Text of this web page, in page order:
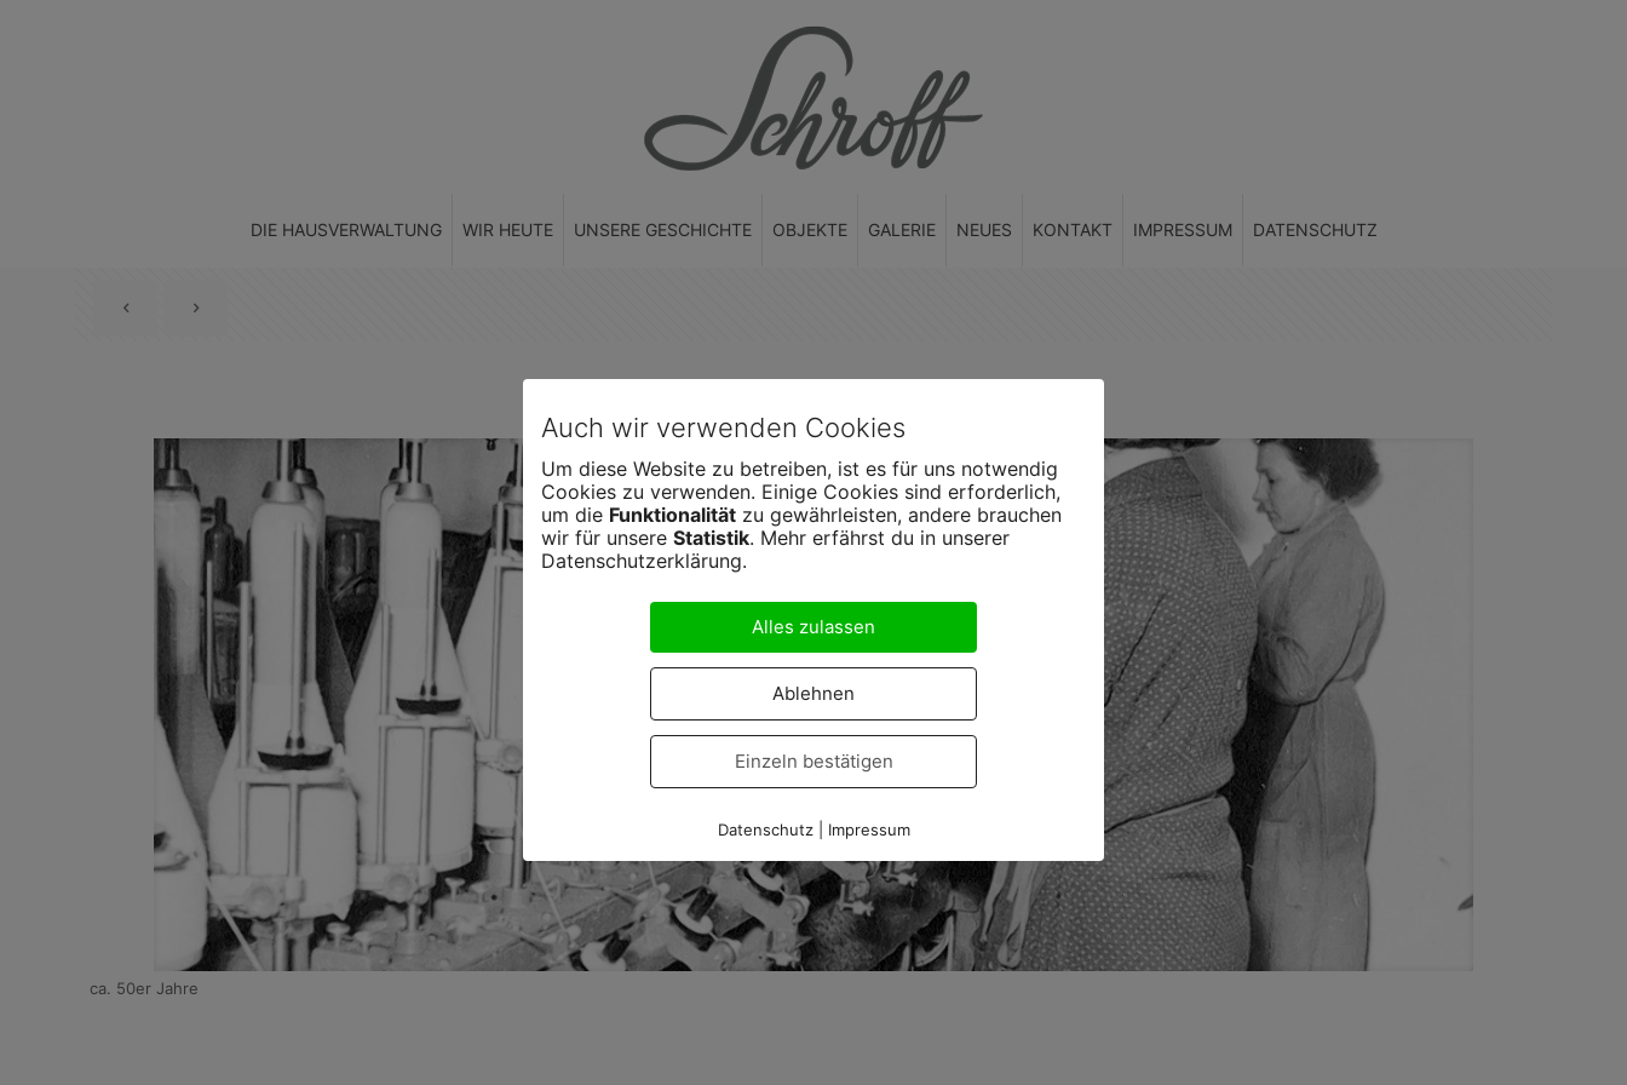
DIE HAUSVERWALTUNG WIR HEUTE UNSERE GESCHICHTE OBJEKTE GALERIE NEUES KONTAKT IMPRESSUM DATENSCHUTZ
ca. 50er Jahre
Auch wir verwenden Cookies
Um diese Website zu betreiben, ist es für uns notwendig
Cookies zu verwenden. Einige Cookies sind erforderlich,
um die Funktionalität zu gewährleisten, andere brauchen
wir für unsere Statistik. Mehr erfährst du in unserer
Datenschutzerklärung.
Alles zulassen
Ablehnen
Einzeln bestätigen
Datenschutz| Impressum